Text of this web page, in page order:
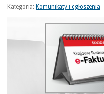
Kategoria: Komunikaty i ogłoszenia